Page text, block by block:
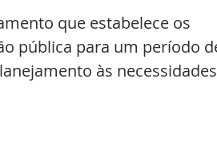
que estabelece os
pública para um período
às